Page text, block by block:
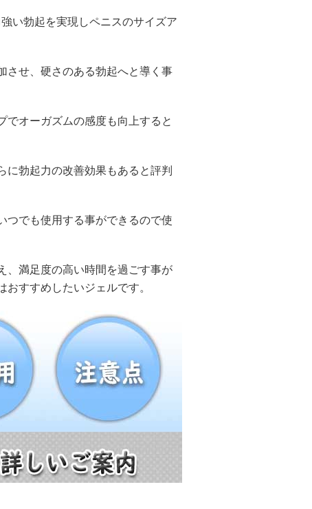
い勃起を実現しペニスのサイズア
させ、硬さのある勃起へと導く事
でオーガズムの感度も向上すると
勃起力の改善効果もあると評判
つでも使用する事ができるので使
、満足度の高い時間を過ごす事が
すすめしたいジェルです。